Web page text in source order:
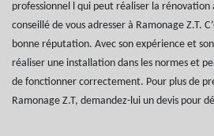
professionnel l qui peut réaliser la rénovation
conseillé de vous adresser à Ramonage Z.T.
bonne réputation. Avec son expérience et
réaliser une installation dans les normes et
de fonctionner correctement. Pour plus de
Ramonage Z.T, demandez-lui un devis pour